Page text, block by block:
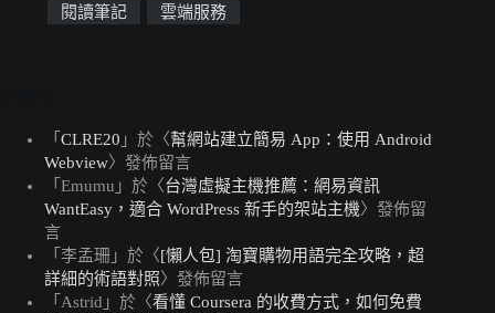
閱讀筆記
雲端服務
「 CLRE20 」於〈幫網站建立簡易 App：使用 Android
Webview〉發佈留言
「 Emumu 」於〈台灣虛擬主機推薦：網易資訊
WantEasy，適合 WordPress 新手的架站主機〉發佈留
言
「 李孟珊 」於〈[懶人包] 淘寶購物用語完全攻略，超
詳細的術語對照〉發佈留言
「 Astrid 」於〈看懂 Coursera 的收費方式，如何免費